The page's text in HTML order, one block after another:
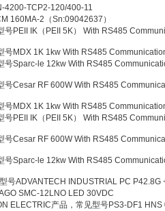
4200-TCP2-120/400-11
160MA-2（Sn:09042637）
PEII IK（PEII 5K） With RS485
号MDX 1K 1kw With RS485
号Sparc-le 12kw With RS485
号Cesar RF 600W With RS485
号MDX 1K 1kw With RS485
PEII IK（PEII 5K） With RS485
号Cesar RF 600W With RS485
号Sparc-le 12kw With RS485
号ADVANTECH INDUSTRIAL PC P42.8G
SMC-12LNO LED 30VDC
ELECTRIC产品，常见型号PS3-DF1 HNS